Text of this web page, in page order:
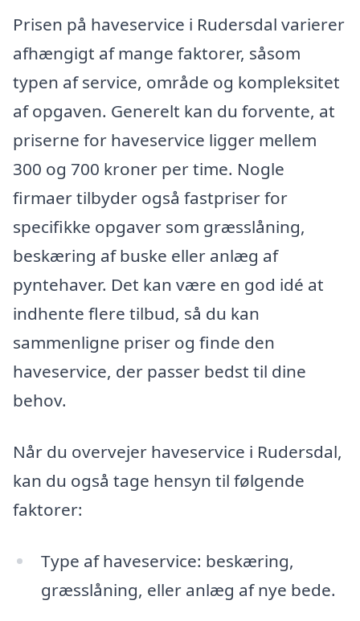
Prisen på haveservice i Rudersdal varierer
afhængigt af mange faktorer, såsom
typen af service, område og kompleksitet
af opgaven. Generelt kan du forvente, at
priserne for haveservice ligger mellem
300 og 700 kroner per time. Nogle
firmaer tilbyder også fastpriser for
specifikke opgaver som græsslåning,
beskæring af buske eller anlæg af
pyntehaver. Det kan være en god idé at
indhente flere tilbud, så du kan
sammenligne priser og finde den
haveservice, der passer bedst til dine
behov.
Når du overvejer haveservice i Rudersdal,
kan du også tage hensyn til følgende
faktorer:
Type af haveservice: beskæring,
græsslåning, eller anlæg af nye bede.